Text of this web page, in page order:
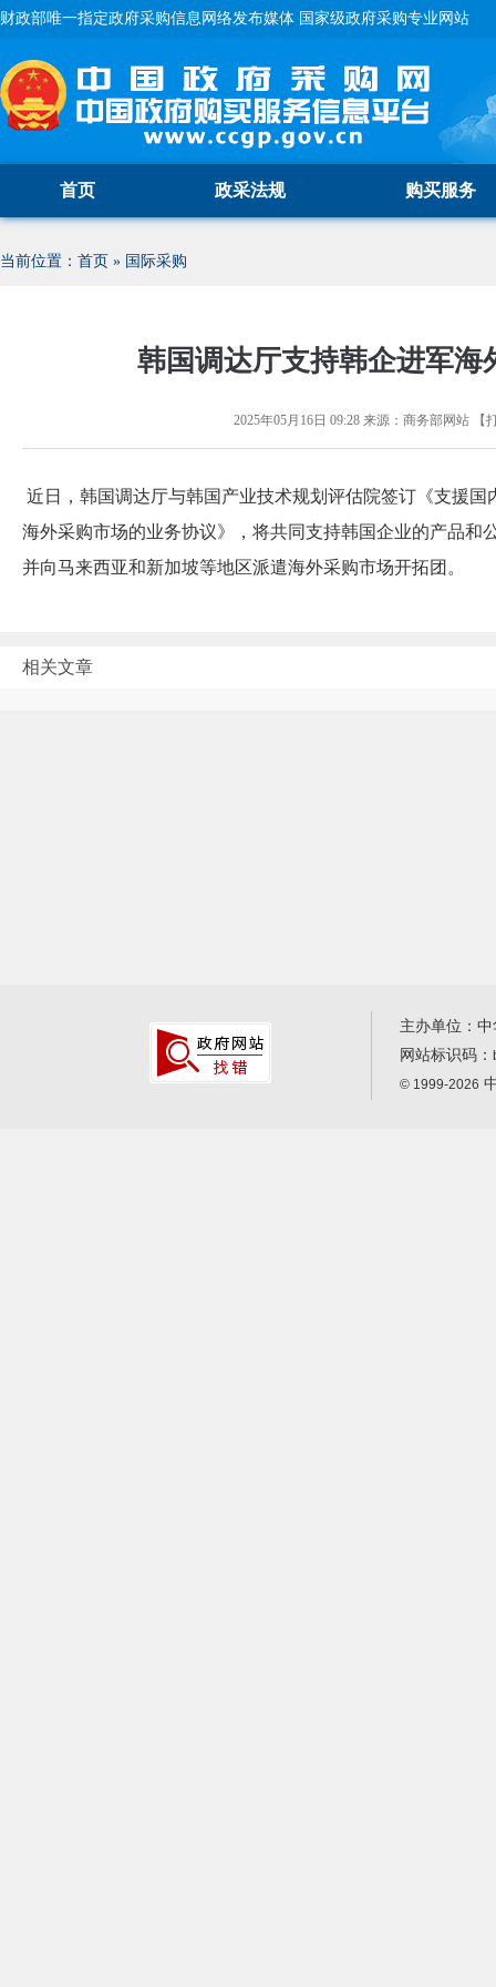
财政部唯一指定政府采购信息网络发布媒体 国家级政府采购专业网站
首页 政采法规 购买服务
当前位置： 首页 » 国际采购
韩国调达厅支持韩企进军海
2025年05月16日 09:28来源： 商务部网站【
近日，韩国调达厅与韩国产业技术规划评估院签订《支援国
海外采购市场的业务协议》，将共同支持韩国企业的产品和
并向马来西亚和新加坡等地区派遣海外采购市场开拓团。
相关文章
主办单位：
网站标识码：
© 1999-2026